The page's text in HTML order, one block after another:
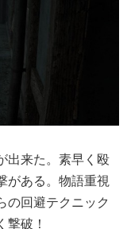
出来た。素早く殴
がある。物語重視
の回避テクニック
破！